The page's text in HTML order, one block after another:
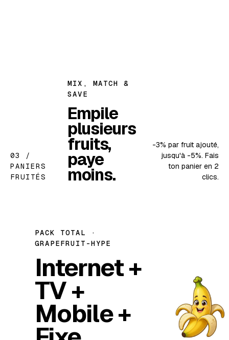
03 /
PANIERS
FRUITÉS
MIX, MATCH &
SAVE
Empile
plusieurs
fruits,
paye
moins.
-3% par fruit ajouté,
jusqu'à -5%. Fais
ton panier en 2
clics.
PACK TOTAL ·
GRAPEFRUIT-HYPE
Internet +
TV +
Mobile +